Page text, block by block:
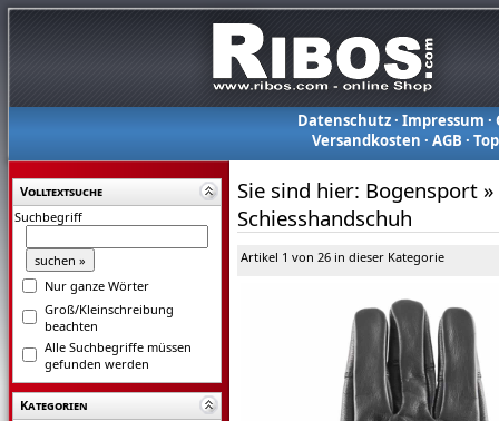
Datenschutz· Impressum ·
Versandkosten ·AGB ·
Volltextsuche
Suchbegriff
Nur ganze Wörter
Groß/Kleinschreibung
beachten
Alle Suchbegriffe müssen
gefunden werden
Kategorien
Sie sind hier: Bogensport »
Schiesshandschuh
Artikel 1 von 26 in dieser Kategorie